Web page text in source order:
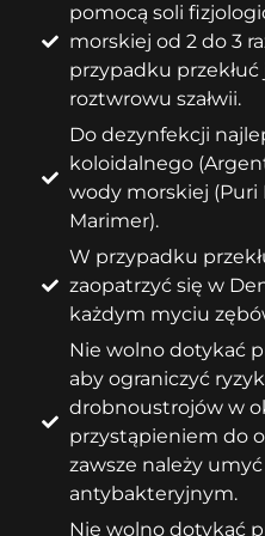
pomocą soli
morskiej od 2 do 3
przypadku
roztwrowu szałwii.
Do dezynfekcji
koloidalnego
wody morskiej (Puri
Marimer).
W przypadku
zaopatrzyć się w
każdym myciu
Nie wolno dotykać
aby ograniczyć
drobnoustrojów w
przystąpieniem do
zawsze należy
antybakteryjnym.
Nie wolno dotykać